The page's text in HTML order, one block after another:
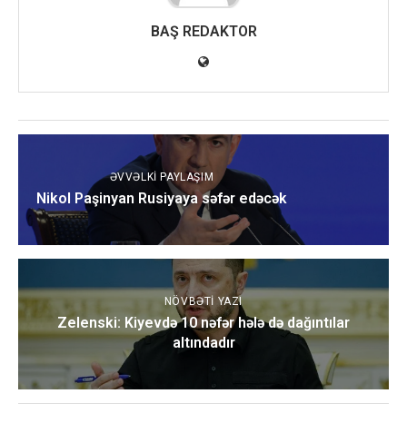
BAŞ REDAKTOR
ƏVVƏLKI PAYLAŞIM
Nikol Paşinyan Rusiyaya səfər edəcək
NÖVBƏTI YAZI
Zelenski: Kiyevdə 10 nəfər hələ də dağıntılar
altındadır